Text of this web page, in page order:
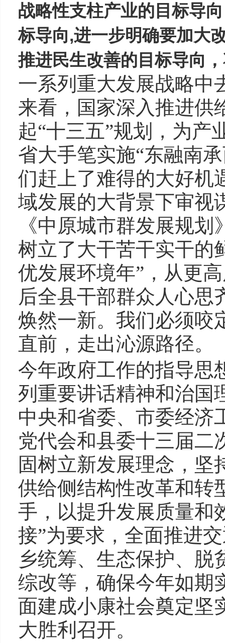
战略性支柱产业的目标导
标导向,进一步明确要加大
推进民生改善的目标导向，
一系列重大发展战略中
来看，国家深入推进供
起“十三五”规划，为产
省大手笔实施“东融南
们赶上了难得的大好机
域发展的大背景下审视
《中原城市群发展规
树立了大干苦干实干的
优发展环境年”，从更
后全县干部群众人心思
焕然一新。我们必须咬
直前，走出沁源路径。
今年政府工作的指导思
列重要讲话精神和治国
中央和省委、市委经济
党代会和县委十三届二
固树立新发展理念，坚
供给侧结构性改革和转
手，以提升发展质量和
接”为要求，全面推进
乡统筹、生态保护、脱
综改等，确保今年如期
面建成小康社会奠定坚
大胜利召开。